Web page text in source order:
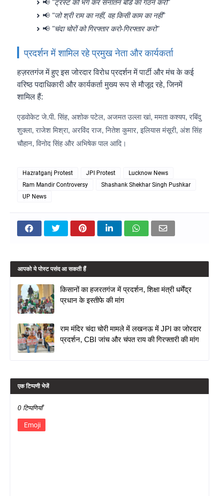
📢 "ट्रस्ट को भंग कर सनातन बोर्ड का गठन करो"
📢 "जो श्री राम का नहीं, वह किसी काम का नहीं"
📢 "चंदा चोरों को गिरफ्तार करो-गिरफ्तार करो"
प्रदर्शन में शामिल रहे प्रमुख नेता और कार्यकर्ता
हज़रतगंज में हुए इस जोरदार विरोध प्रदर्शन में पार्टी और मंच के कई
वरिष्ठ पदाधिकारी और कार्यकर्ता मुख्य रूप से मौजूद रहे, जिनमें
शामिल हैं:
एडवोकेट जे.पी. सिंह, अशोक पटेल, अजमत उल्ला खां, ममता कश्यप, रबिंदु
शुक्ला, राजेश मिश्रा, अरविंद राज, नितेश कुमार, इलियास मंसूरी, अंश सिंह
चौहान, विनोद सिंह और अभिषेक पाल आदि।
Hazratganj Protest JPI Protest
Lucknow News
Ram Mandir Controversy
Shashank Shekhar Singh Pushkar
UP News
आपको ये पोस्ट पसंद आ सकती हैं
किसानों का हजरतगंज में प्रदर्शन, शिक्षा मंत्री धर्मेंद्र
प्रधान के इस्तीफे की मांग
राम मंदिर चंदा चोरी मामले में लखनऊ में JPI का जोरदार
प्रदर्शन, CBI जांच और चंपत राय की गिरफ्तारी की मांग
एक टिप्पणी भेजें
0 टिप्पणियाँ
Emoji